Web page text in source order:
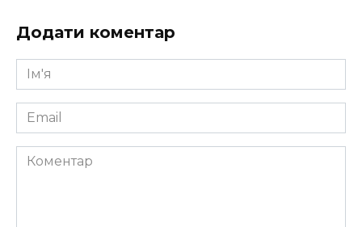
Додати коментар
Ім'я
*
Email
*
Коментар